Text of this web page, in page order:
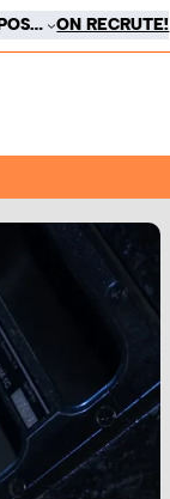
ON RECRUTE!